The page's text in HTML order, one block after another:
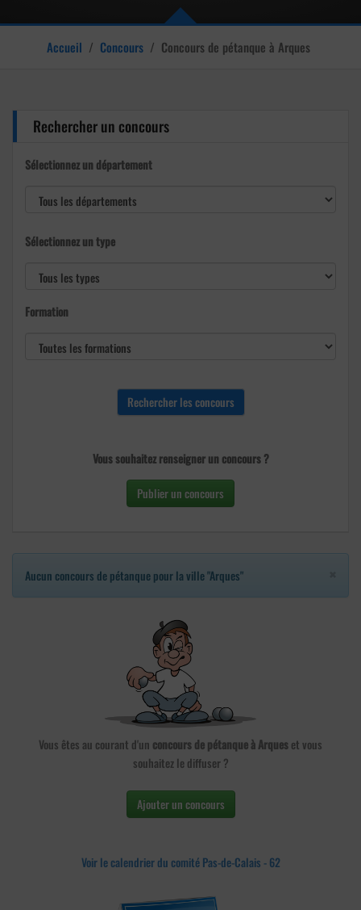
Accueil / Concours / Concours de pétanque à Arques
Rechercher un concours
Sélectionnez un département
Sélectionnez un type
Formation
Vous souhaitez renseigner un concours ?
Publier un concours
Aucun concours de pétanque pour la ville "Arques"
Vous êtes au courant d'un concours de pétanque à Arqueset vous
souhaitez le diffuser ?
Ajouter un concours
Voir le calendrier du comité Pas-de-Calais - 62